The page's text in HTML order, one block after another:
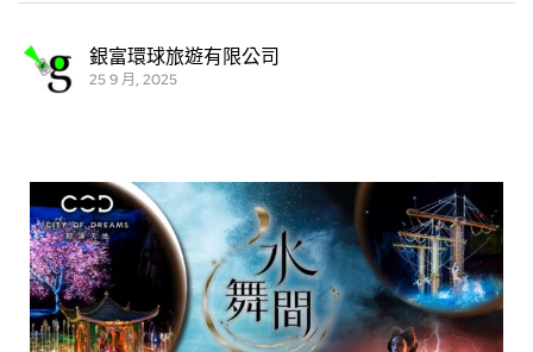
銀富環球旅遊有限公司
25 9 月, 2025